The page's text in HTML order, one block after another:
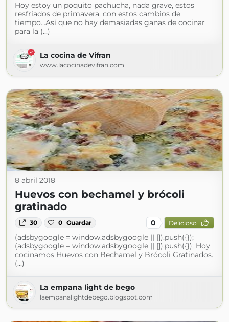
Hoy estoy un poquito pachucha, nada grave, estos
resfriados de primavera, con estos cambios de
tiempo...Así que no hay demasiadas ganas de cocinar
para la (...)
La cocina de Vifran
www.lacocinadevifran.com
8 abril 2018
Huevos con bechamel y brócoli
gratinado
30 0 Guardar 0 Delicioso
(adsbygoogle = window.adsbygoogle || []).push({});
(adsbygoogle = window.adsbygoogle || []).push({}); Hoy
cocinamos Huevos con Bechamel y Brócoli Gratinados.
(...)
La empana light de bego
laempanalightdebego.blogspot.com